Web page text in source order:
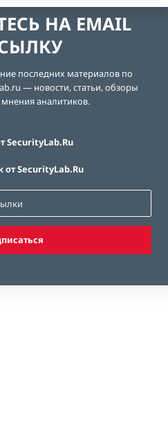
НА EMAIL
последних материалов по
— новости, статьи, обзоры
аналитиков.
SecurityLab.Ru
SecurityLab.Ru